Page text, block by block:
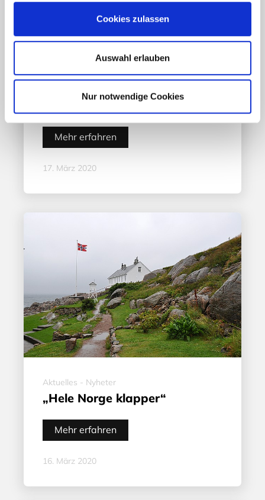
Cookies zulassen
Auswahl erlauben
Nur notwendige Cookies
Aktuelles - Nyheter
Coronavirus in Norwegen –
Ansteckungsgefahren aus dem
Mehr erfahren
17. März 2020
Aktuelles - Nyheter
„Hele Norge klapper“
Mehr erfahren
16. März 2020